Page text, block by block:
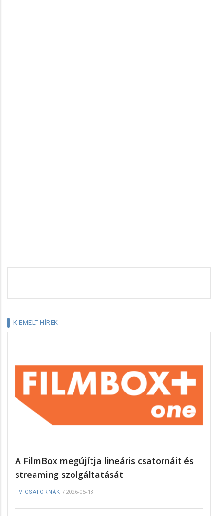
KIEMELT HÍREK
A FilmBox megújítja lineáris csatornáit és
streaming szolgáltatását
TV CSATORNÁK / 2026-05-13